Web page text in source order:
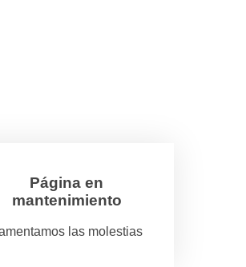
Página en
mantenimiento
las molestias